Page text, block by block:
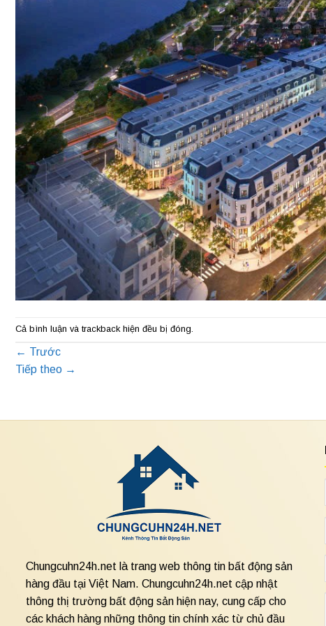
Cả bình luận và trackback hiện đều bị đóng.
← Trước
Tiếp theo →
Chungcuhn24h.net là trang web thông tin bất động sản
hàng đầu tại Việt Nam. Chungcuhn24h.net cập nhật
thông thị trường bất động sản hiện nay, cung cấp cho
các khách hàng những thông tin chính xác từ chủ đầu